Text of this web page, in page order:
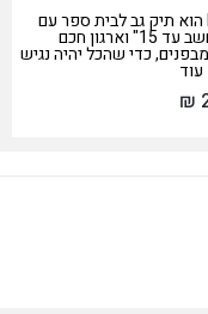
BUDDY הוא תיק גב לבית ספר עם
תא למחשב עד 15" וארגון חכם
כדי שהכל יהיה נגיש
₪